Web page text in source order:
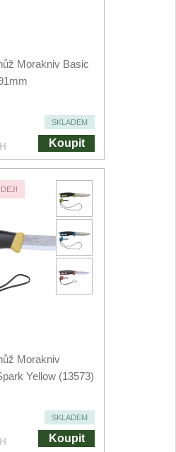
Morakniv Basic
SKLADEM
Koupit
Morakniv
Yellow (13573)
SKLADEM
Koupit